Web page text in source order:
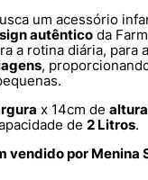
um acessório
autêntico da
a rotina diária, para
,
x 14cm de altura
de 2 Litros.
vendido por Menina